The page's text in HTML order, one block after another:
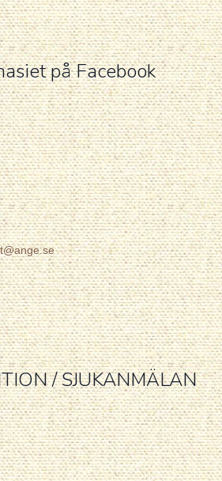
på Facebook
/ SJUKANMÄLAN